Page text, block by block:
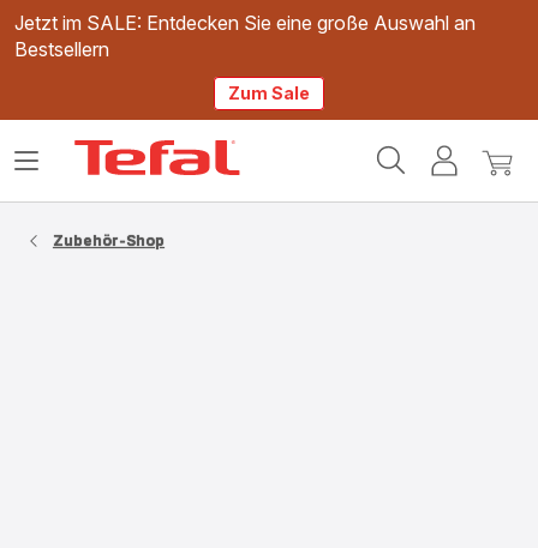
Jetzt im SALE: Entdecken Sie eine große Auswahl an
Bestsellern
Zum Sale
Mein
Mein
Das
Zubehör-Shop